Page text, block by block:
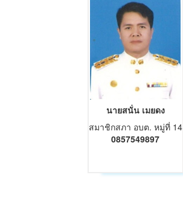
นายสนั่น เมยดง
สมาชิกสภา อบต. หมู่ที่ 14
0857549897